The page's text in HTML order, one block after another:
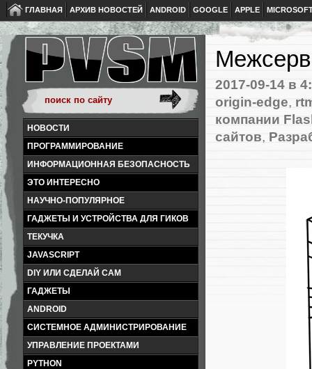
ГЛАВНАЯ АРХИВ НОВОСТЕЙ ANDROID GOOGLE APPLE
НОВОСТИ
ПРОГРАММИРОВАНИЕ
ИНФОРМАЦИОННАЯ БЕЗОПАСНОСТЬ
ЭТО ИНТЕРЕСНО
НАУЧНО-ПОПУЛЯРНОЕ
ГАДЖЕТЫ И УСТРОЙСТВА ДЛЯ ГИКОВ
ТЕКУЧКА
JAVASCRIPT
DIY ИЛИ СДЕЛАЙ САМ
ГАДЖЕТЫ
ANDROID
СИСТЕМНОЕ АДМИНИСТРИРОВАНИЕ
УПРАВЛЕНИЕ ПРОЕКТАМИ
PYTHON
2017-09-14 в
origin-edge,
компании
сайтов,